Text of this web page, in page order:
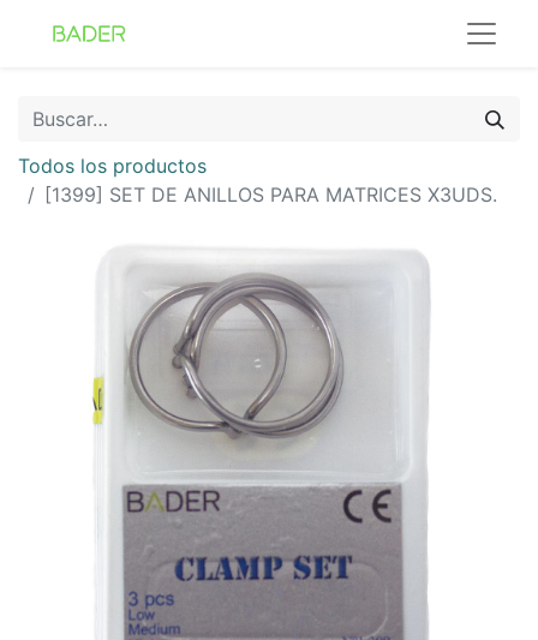
Todos los productos
[1399] SET DE ANILLOS PARA MATRICES X3UDS.